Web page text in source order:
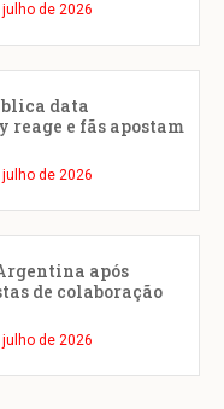
julho de 2026
data
reage e fãs apostam
julho de 2026
após
de colaboração
julho de 2026